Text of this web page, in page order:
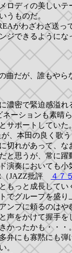
ロディの美しい
うものだ。
がわざわざ送っ
ジできるようにな
曲だが、誰もやら
濃密で緊迫感溢
ーションも素晴
サポートしていた
、本田の良く歌
切れがあって、
と思うが、常に
演奏においても
（JAZZ批評
４７
もっと成長してい
でグループを盛
ンプに頼るのは
声をかけて握手
かったかも・・・
弁にも寡黙にも
。